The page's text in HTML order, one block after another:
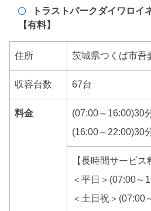
トラストパークダイワロイ
【有料】
住所 茨城県つくば市吾
収容台数 67台
料金
(07:00～16:00)30
(16:00～22:00)30
【長時間サービス
＜平日＞(07:00～
＜土日祝＞(07:00